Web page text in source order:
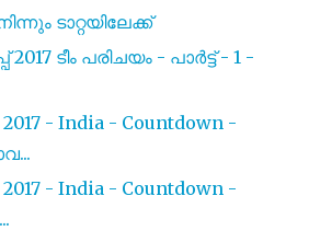
ടാറ്റയിലേക്ക്
ടീം പരിചയം - പാർട്ട് - 1 -
- India - Countdown -
- India - Countdown -